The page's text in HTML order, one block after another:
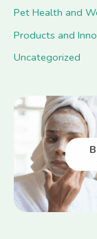
Pet Health and
Products and
Uncategorized